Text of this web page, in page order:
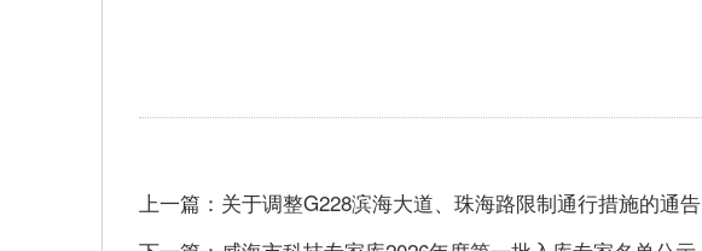
上一篇：关于调整G228滨海大道、珠海路限制通行措施的通告